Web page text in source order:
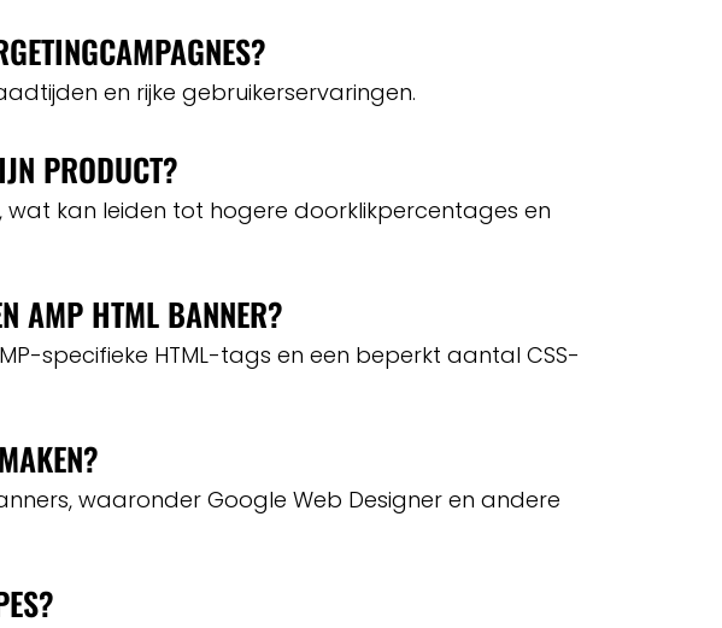
en rijke gebruikerservaringen.
PRODUCT?
wat kan leiden tot hogere doorklikpercentages en
AMP HTML BANNER?
specifieke HTML-tags en een beperkt aantal CSS-
waaronder Google Web Designer en andere